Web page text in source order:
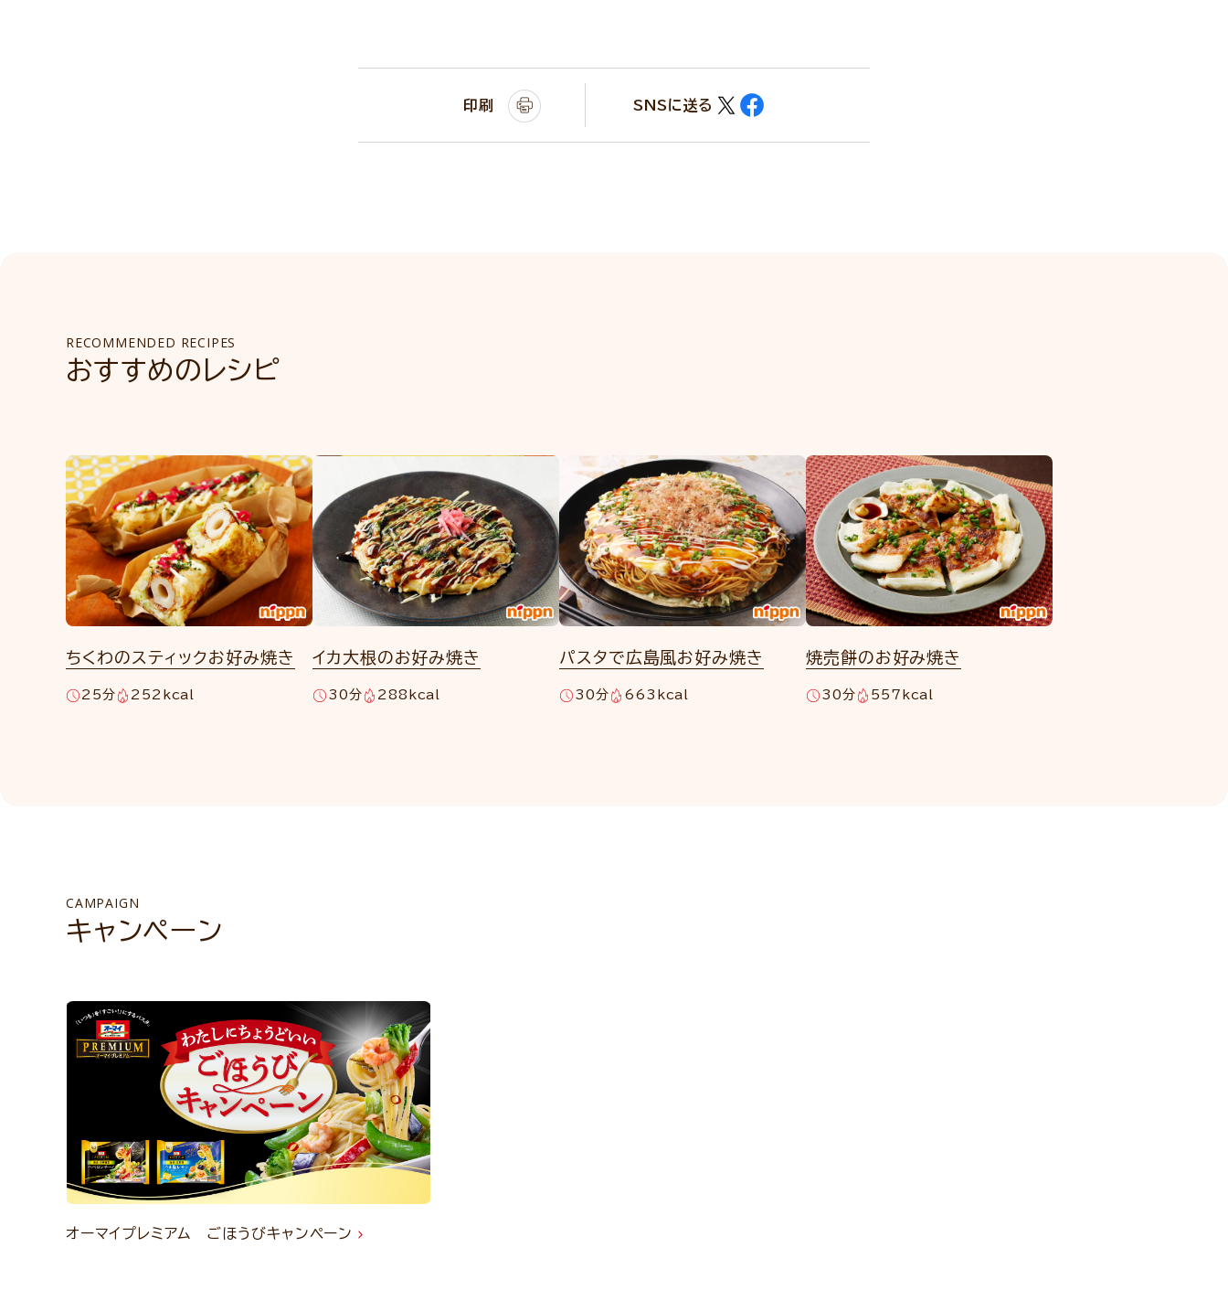
印刷 SNSに送る
RECOMMENDED RECIPES
おすすめのレシピ
ちくわのスティックお好み焼き
25分 252kcal
イカ大根のお好み焼き
30分 288kcal
パスタで広島風お好み焼き
30分 663kcal
焼売餅のお好み焼き
30分 557kcal
CAMPAIGN
キャンペーン
オーマイプレミアム ごほうびキャンペーン